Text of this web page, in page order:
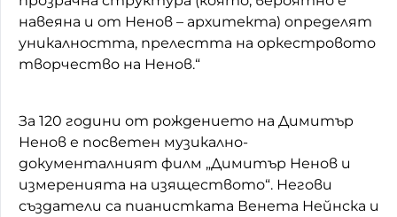
навеяна и от Ненов – архитекта) определят
уникалността, прелестта на оркестровото
творчество на Ненов.“
За 120 години от рождението на Димитър
Ненов е посветен музикално-
документалният филм „Димитър Ненов и
измеренията на изяществото“. Негови
създатели са пианистката Венета Нейнска и